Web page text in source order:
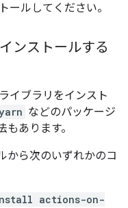
ールしてください。
ンストールする
イブラリをインスト
などのパッケージ
あります。
から次のいずれかのコ
actions-on-